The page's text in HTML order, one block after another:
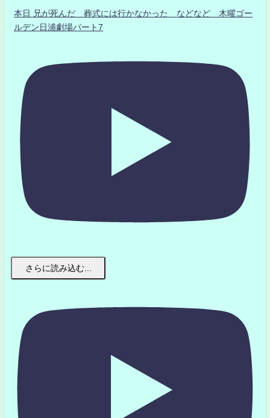
本日 兄が死んだ 葬式には行かなかった などなど 木曜ゴー
ルデン日浦劇場パート7
さらに読み込む...